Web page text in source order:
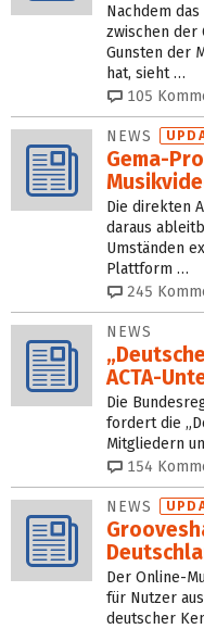
Nachdem
zwischen der
Gunsten der
hat, sieht …
105
NEWS
Gema-
Die direkten
daraus
Umständen
Plattform …
245
NEWS
ACTA-
Die
fordert die
Mitgliedern
154
NEWS
Der Online-
für Nutzer
deutscher